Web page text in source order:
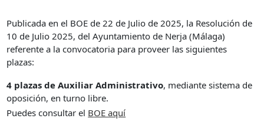
Publicada en el BOE de 22 de Julio de 2025, la Resolución de
10 de Julio 2025, del Ayuntamiento de Nerja (Málaga)
referente a la convocatoria para proveer las siguientes
plazas:
4 plazas de Auxiliar Administrativo, mediante sistema de
oposición, en turno libre.
Puedes consultar el BOE aquí